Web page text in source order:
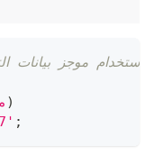
باستخدام موجز
)
;